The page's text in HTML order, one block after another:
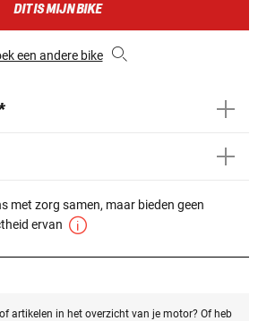
DIT IS MIJN BIKE
een andere bike
met zorg samen, maar bieden geen
ervan
artikelen in het overzicht van je motor? Of heb